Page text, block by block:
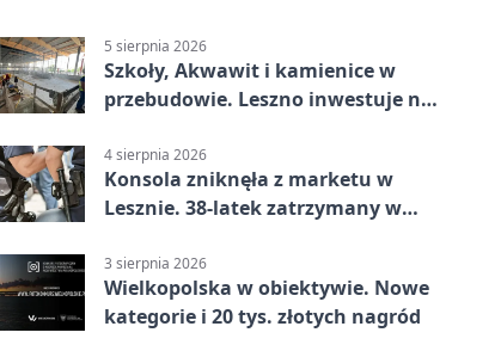
5 sierpnia 2026
Szkoły, Akwawit i kamienice w
przebudowie. Leszno inwestuje na
4 sierpnia 2026
Konsola zniknęła z marketu w
Lesznie. 38-latek zatrzymany w
3 sierpnia 2026
Wielkopolska w obiektywie. Nowe
kategorie i 20 tys. złotych nagród